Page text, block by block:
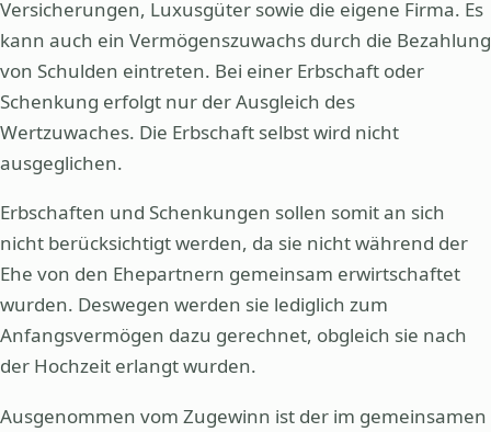
Versicherungen, Luxusgüter sowie die eigene Firma. Es
kann auch ein Vermögenszuwachs durch die Bezahlung
von Schulden eintreten. Bei einer Erbschaft oder
Schenkung erfolgt nur der Ausgleich des
Wertzuwaches. Die Erbschaft selbst wird nicht
ausgeglichen.
Erbschaften und Schenkungen sollen somit an sich
nicht berücksichtigt werden, da sie nicht während der
Ehe von den Ehepartnern gemeinsam erwirtschaftet
wurden. Deswegen werden sie lediglich zum
Anfangsvermögen dazu gerechnet, obgleich sie nach
der Hochzeit erlangt wurden.
Ausgenommen vom Zugewinn ist der im gemeinsamen